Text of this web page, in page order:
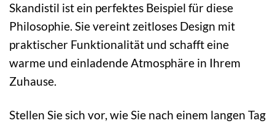
Skandistil ist ein perfektes Beispiel für diese
Philosophie. Sie vereint zeitloses Design mit
praktischer Funktionalität und schafft eine
warme und einladende Atmosphäre in Ihrem
Zuhause.
Stellen Sie sich vor, wie Sie nach einem langen Tag